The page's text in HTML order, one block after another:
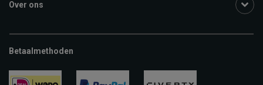
Over ons
Betaalmethoden